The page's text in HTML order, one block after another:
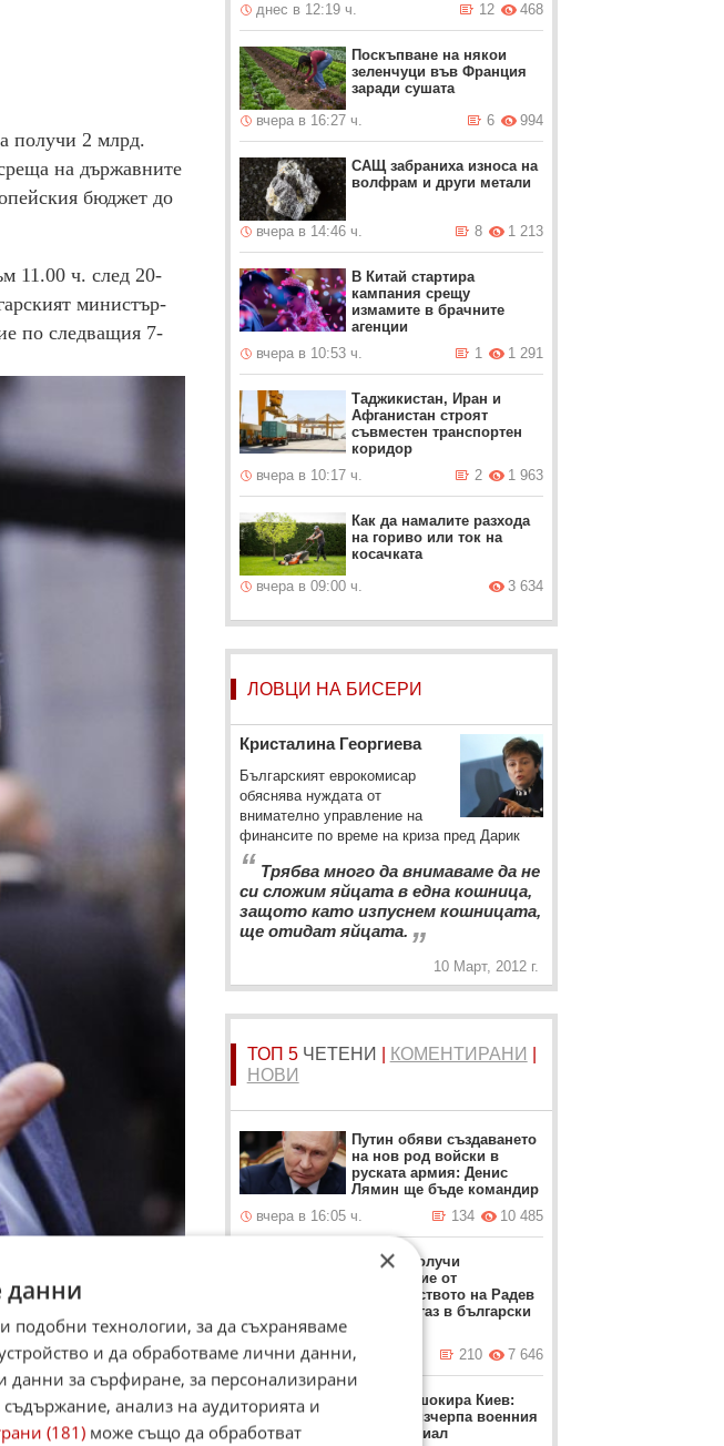
получи 2 млрд.
на държавните
бюджет до
11.00 ч. след 20-
министър-
по следващия 7-
днес в 12:19 ч.
468
12
Поскъпване на някои
зеленчуци във Франция
заради сушата
вчера в 16:27 ч.
994
6
САЩ забраниха износа на
волфрам и други метали
вчера в 14:46 ч. 1 213
8
В Китай стартира
кампания срещу
измамите в брачните
агенции
вчера в 10:53 ч.
1 291
1
Таджикистан, Иран и
Афганистан строят
съвместен транспортен
коридор
вчера в 10:17 ч.
1 963
2
Как да намалите разхода
на гориво или ток на
косачката
вчера в 09:00 ч.
3 634
ЛОВЦИ НА БИСЕРИ
Кристалина Георгиева
Българският еврокомисар
обяснява нуждата от
внимателно управление на
финансите по време на криза пред Дарик
“ Трябва много да внимаваме да не
си сложим яйцата в една кошница,
защото като изпуснем кошницата,
ще отидат яйцата. „
10 Март, 2012 г.
ТОП 5 ЧЕТЕНИ КОМЕНТИРАНИ
НОВИ
Путин обяви създаването
на нов род войски в
руската армия: Денис
Лямин ще бъде командир
вчера в 16:05 ч.
10 485
134
Турция получи
разрешение от
правителството на Радев
да търси газ в български
вчера в 15:07 ч.
7 646
210
Залужни шокира Киев:
Украйна изчерпа военния
си потенциал
×
данни
технологии, за да съхраняваме
и да обработваме лични данни,
данни за сърфиране, за персонализирани
анализ на аудиторията и
(181) може също да обработват